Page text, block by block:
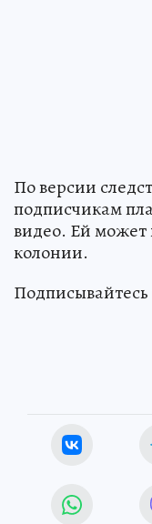
По версии
подписчикам
видео. Ей может
колонии.